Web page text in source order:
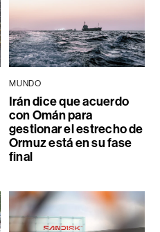
MUNDO
Irán dice que acuerdo
con Omán para
gestionar el estrecho de
Ormuz está en su fase
final